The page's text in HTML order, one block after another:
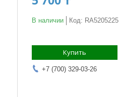
В наличии Код: RA5205225
Купить
+7 (700) 329-03-26